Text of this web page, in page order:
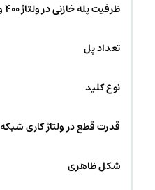
ظرفیت پله خازنی در ولتاژ ۴۰۰ ولت
تعداد پل
نوع کلید
قدرت قطع در ولتاژ کاری شبکه 400 ولت
شکل ظاهری